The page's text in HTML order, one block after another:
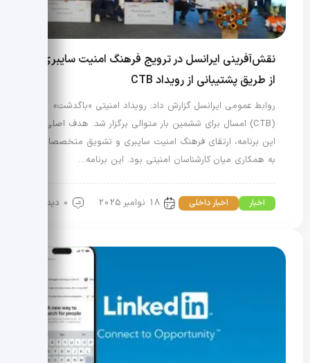
نقش‌آفرینی ایرانسل در ترویج فرهنگ امنیت سایبری
از طریق پشتیبانی از رویداد CTB
روابط عمومی ایرانسل گزارش داد: رویداد امنیتی «باگدشت»
(CTB) امسال برای ششمین بار متوالی برگزار شد. هدف اصلی
این برنامه، ارتقای فرهنگ امنیت سایبری و تشویق متخصصان
به همکاری میان کارشناسان امنیتی بود. این برنامه…
اخبار اخبار داخلی 18 نوامبر 2025 0 دیدگاه